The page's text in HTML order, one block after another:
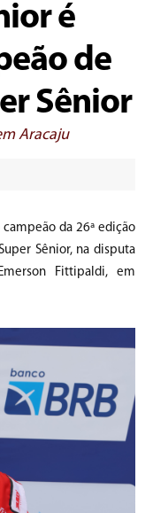
é
de
Sênior
Aracaju
da 26ª edição
Sênior, na disputa
Fittipaldi, em